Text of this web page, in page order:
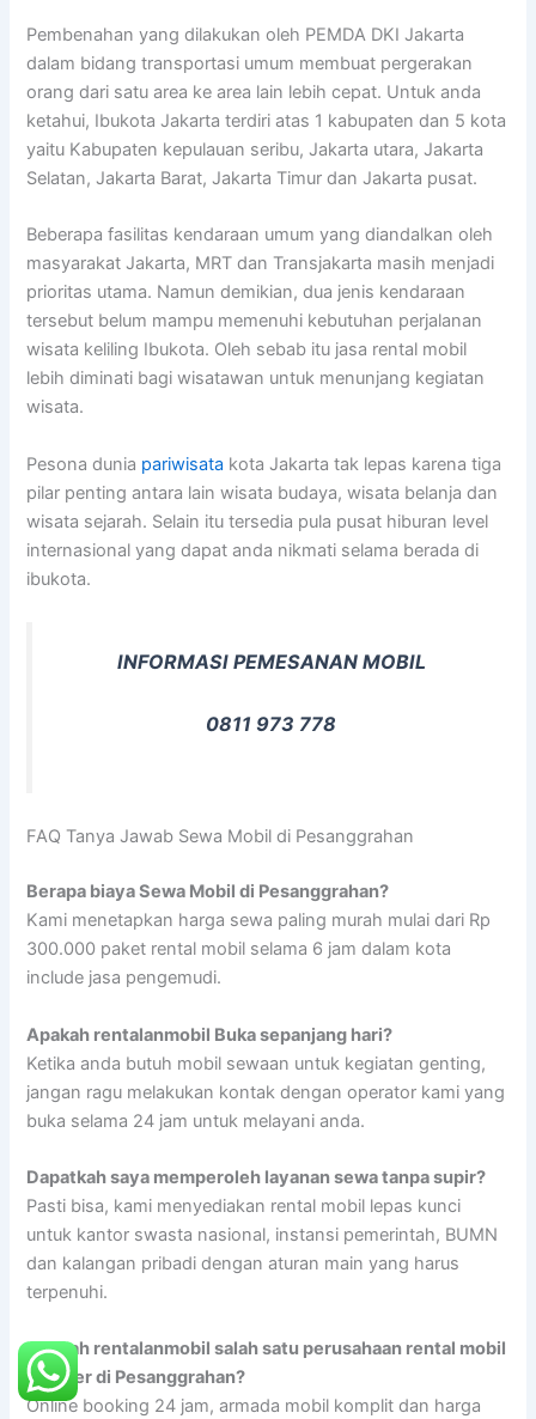
Pembenahan yang dilakukan oleh PEMDA DKI Jakarta
dalam bidang transportasi umum membuat pergerakan
orang dari satu area ke area lain lebih cepat. Untuk anda
ketahui, Ibukota Jakarta terdiri atas 1 kabupaten dan 5 kota
yaitu Kabupaten kepulauan seribu, Jakarta utara, Jakarta
Selatan, Jakarta Barat, Jakarta Timur dan Jakarta pusat.
Beberapa fasilitas kendaraan umum yang diandalkan oleh
masyarakat Jakarta, MRT dan Transjakarta masih menjadi
prioritas utama. Namun demikian, dua jenis kendaraan
tersebut belum mampu memenuhi kebutuhan perjalanan
wisata keliling Ibukota. Oleh sebab itu jasa rental mobil
lebih diminati bagi wisatawan untuk menunjang kegiatan
wisata.
Pesona dunia pariwisata kota Jakarta tak lepas karena tiga
pilar penting antara lain wisata budaya, wisata belanja dan
wisata sejarah. Selain itu tersedia pula pusat hiburan level
internasional yang dapat anda nikmati selama berada di
ibukota.
INFORMASI PEMESANAN MOBIL
0811 973 778
FAQ Tanya Jawab Sewa Mobil di Pesanggrahan
Berapa biaya Sewa Mobil di Pesanggrahan?
Kami menetapkan harga sewa paling murah mulai dari Rp
300.000 paket rental mobil selama 6 jam dalam kota
include jasa pengemudi.
Apakah rentalanmobil Buka sepanjang hari?
Ketika anda butuh mobil sewaan untuk kegiatan genting,
jangan ragu melakukan kontak dengan operator kami yang
buka selama 24 jam untuk melayani anda.
Dapatkah saya memperoleh layanan sewa tanpa supir?
Pasti bisa, kami menyediakan rental mobil lepas kunci
untuk kantor swasta nasional, instansi pemerintah, BUMN
dan kalangan pribadi dengan aturan main yang harus
terpenuhi.
Apakah rentalanmobil salah satu perusahaan rental mobil
populer di Pesanggrahan?
Online booking 24 jam, armada mobil komplit dan harga